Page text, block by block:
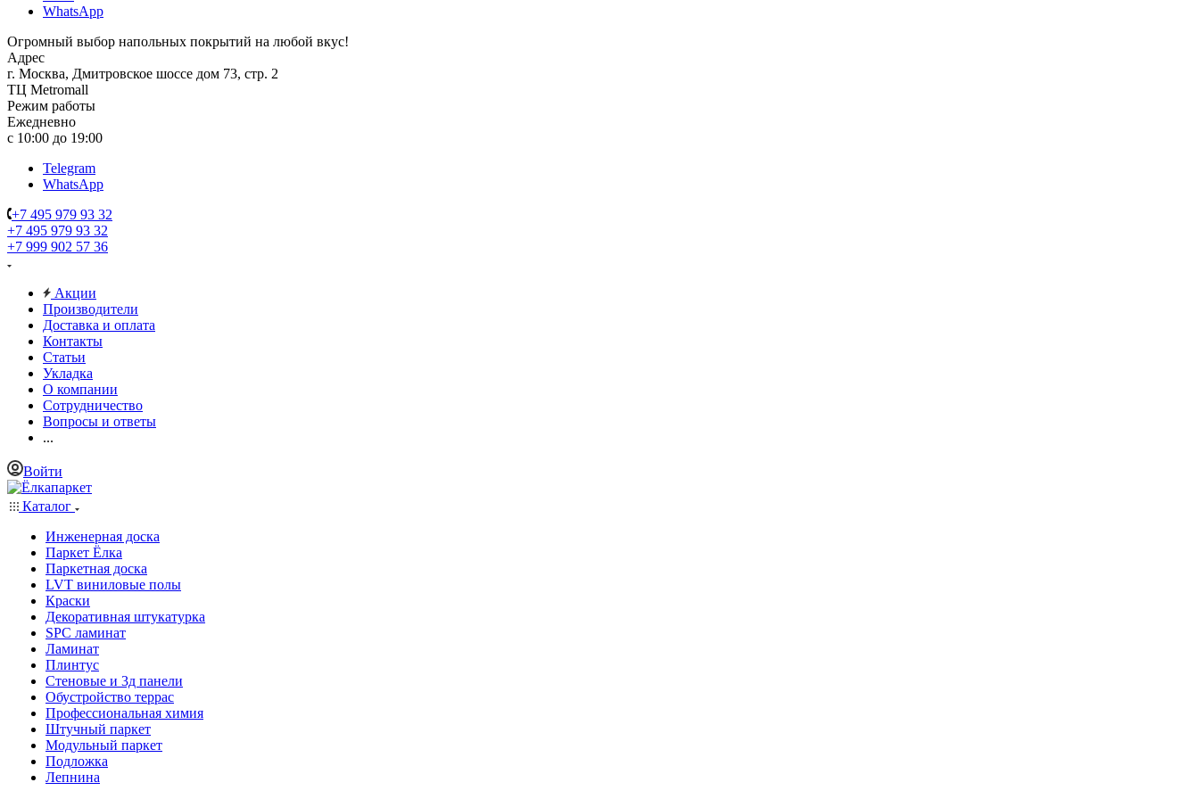
WhatsApp
Огромный выбор напольных покрытий на любой вкус!
Адрес
г. Москва, Дмитровское шоссе дом 73, стр. 2
ТЦ Metromall
Режим работы
Ежедневно
с 10:00 до 19:00
Telegram
WhatsApp
+7 495 979 93 32
+7 495 979 93 32
+7 999 902 57 36
Акции
Производители
Доставка и оплата
Контакты
Статьи
Укладка
О компании
Сотрудничество
Вопросы и ответы
...
Войти
Каталог
Инженерная доска
Паркет Ёлка
Паркетная доска
LVT виниловые полы
Краски
Декоративная штукатурка
SPC ламинат
Ламинат
Плинтус
Стеновые и 3д панели
Обустройство террас
Профессиональная химия
Штучный паркет
Модульный паркет
Подложка
Лепнина